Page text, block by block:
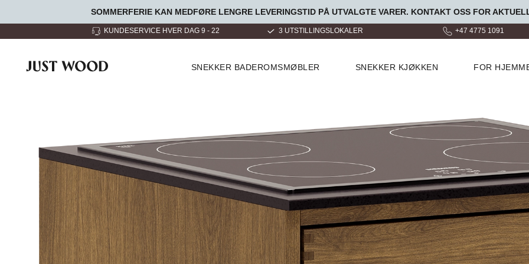
SOMMERFERIE KAN MEDFØRE LENGRE LEVERINGSTID PÅ UTVALGTE VARER. KONTAKT OSS FOR
3 UTSTILLINGSLOKALER +47 4775 1091 OVER 100 000 FORNØYDE
SNEKKER BADEROMSMØBLER SNEKKER KJØKKEN FOR